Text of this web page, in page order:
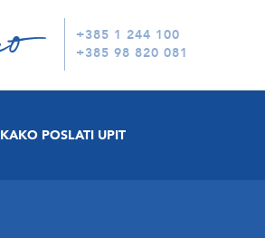
+385 1 244 100
+385 98 820 081
KAKO POSLATI UPIT